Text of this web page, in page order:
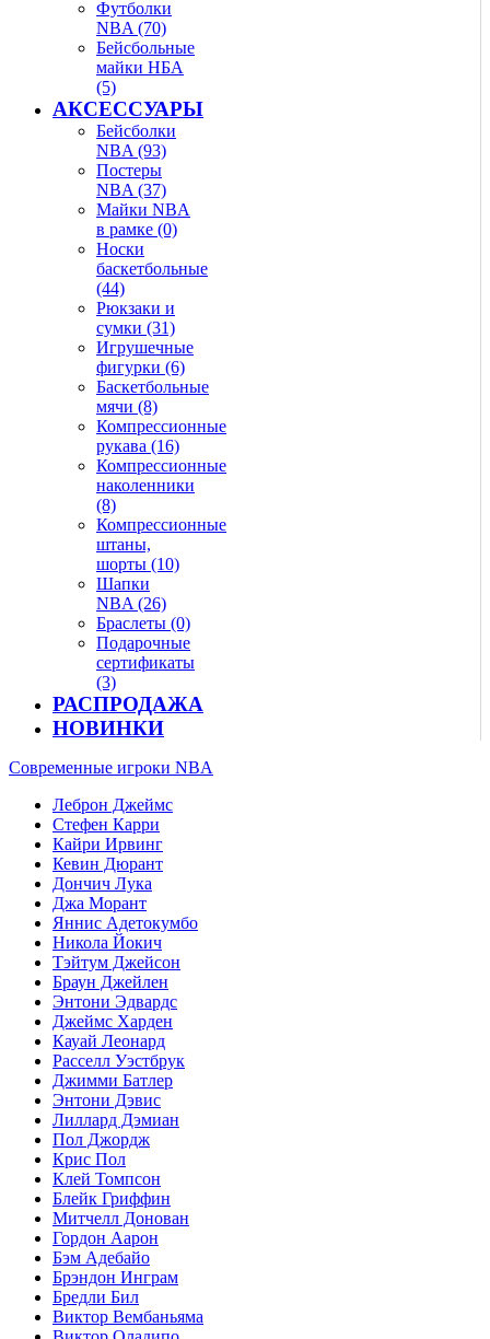
Футболки
NBA (70)
Бейсбольные
майки НБА
(5)
АКСЕССУАРЫ
Бейсболки
NBA (93)
Постеры
NBA (37)
Майки NBA
в рамке (0)
Носки
баскетбольные
(44)
Рюкзаки и
сумки (31)
Игрушечные
фигурки (6)
Баскетбольные
мячи (8)
Компрессионные
рукава (16)
Компрессионные
наколенники
(8)
Компрессионные
штаны,
шорты (10)
Шапки
NBA (26)
Браслеты (0)
Подарочные
сертификаты
(3)
РАСПРОДАЖА
НОВИНКИ
Современные игроки NBA
Леброн Джеймс
Стефен Карри
Кайри Ирвинг
Кевин Дюрант
Дончич Лука
Джа Морант
Яннис Адетокумбо
Никола Йокич
Тэйтум Джейсон
Браун Джейлен
Энтони Эдвардс
Джеймс Харден
Кауай Леонард
Расселл Уэстбрук
Джимми Батлер
Энтони Дэвис
Лиллард Дэмиан
Пол Джордж
Крис Пол
Клей Томпсон
Блейк Гриффин
Митчелл Донован
Гордон Аарон
Бэм Адебайо
Брэндон Инграм
Бредли Бил
Виктор Вембаньяма